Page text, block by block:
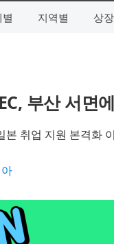
지역별 상
부산 서면
본 취업 지원 본격화